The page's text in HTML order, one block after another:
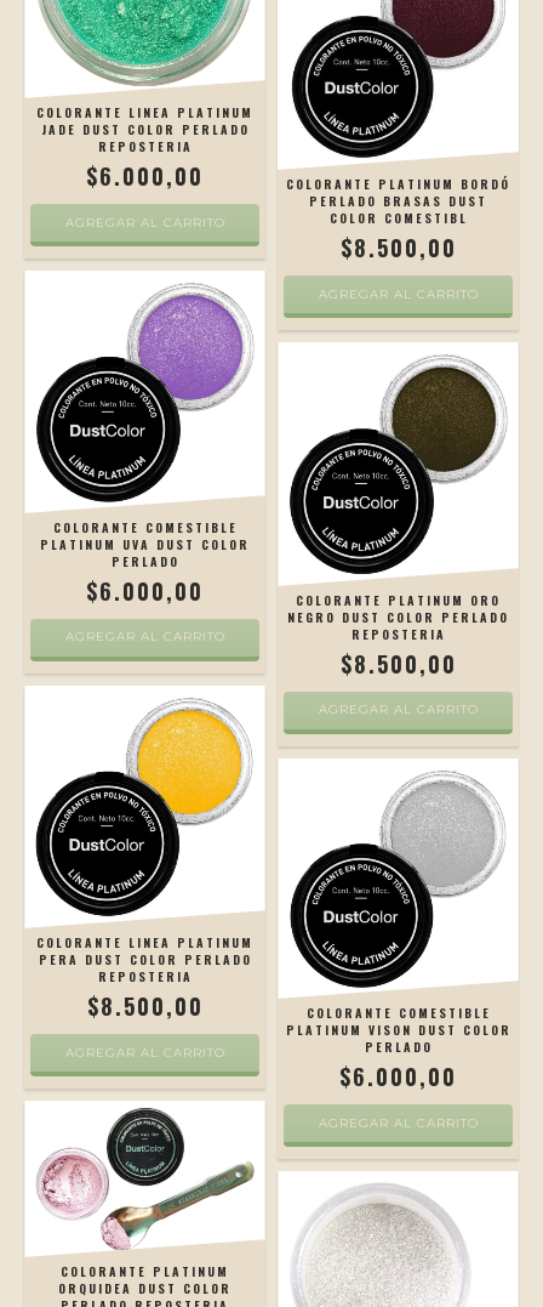
COLORANTE LINEA PLATINUM
JADE DUST COLOR PERLADO
REPOSTERIA
$6.000,00
COLORANTE PLATINUM BORDÓ
PERLADO BRASAS DUST
COLOR COMESTIBL
$8.500,00
COLORANTE COMESTIBLE
PLATINUM UVA DUST COLOR
PERLADO
$6.000,00
COLORANTE PLATINUM ORO
NEGRO DUST COLOR PERLADO
REPOSTERIA
$8.500,00
COLORANTE LINEA PLATINUM
PERA DUST COLOR PERLADO
REPOSTERIA
$8.500,00
COLORANTE COMESTIBLE
PLATINUM VISON DUST COLOR
PERLADO
$6.000,00
COLORANTE PLATINUM
ORQUIDEA DUST COLOR